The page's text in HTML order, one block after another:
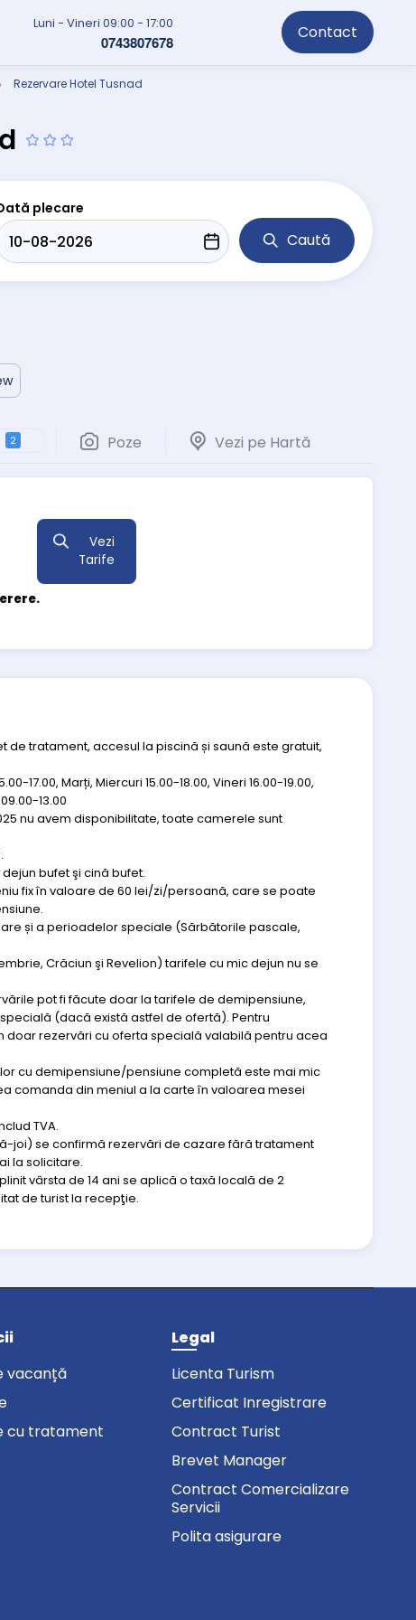
Luni - Vineri 09:00 - 17:00
0743807678 Contact
Rezervare Hotel Tusnad
plecare
Caută
2 Poze Vezi pe Hartă
Vezi
Tarife
de tratament, accesul la piscină și saună este gratuit,
17.00, Marți, Miercuri 15.00-18.00, Vineri 16.00-19.00,
13.00
nu avem disponibilitate, toate camerele sunt
bufet şi cină bufet.
fix în valoare de 60 lei/zi/persoană, care se poate
și a perioadelor speciale (Sărbătorile pascale,
Crăciun şi Revelion) tarifele cu mic dejun nu se
pot fi făcute doar la tarifele de demipensiune,
(dacă există astfel de ofertă). Pentru
rezervări cu oferta specială valabilă pentru acea
cu demipensiune/pensiune completă este mai mic
comanda din meniul a la carte în valoarea mesei
TVA.
joi) se confirmă rezervări de cazare fără tratament
la solicitare.
vârsta de 14 ani se aplică o taxă locală de 2
de turist la recepţie.
vacanță
cu tratament
Legal
Licenta Turism
Certificat Inregistrare
Contract Turist
Brevet Manager
Contract Comercializare
Servicii
Polita asigurare